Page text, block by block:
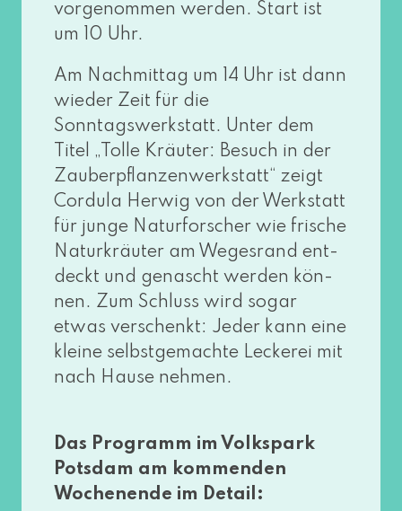
vor­ge­nom­men wer­den. Start ist
um 10 Uhr.
Am Nachmittag um 14 Uhr ist dann
wie­der Zeit für die
Sonntagswerkstatt. Unter dem
Titel „Tolle Kräuter: Besuch in der
Zauberpflanzenwerkstatt“ zeigt
Cordula Herwig von der Werkstatt
für jun­ge Naturforscher wie fri­sche
Naturkräuter am Wegesrand ent­
deckt und genascht wer­den kön­
nen. Zum Schluss wird sogar
etwas ver­schenkt: Jeder kann eine
klei­ne selbst­ge­mach­te Leckerei mit
nach Hause nehmen.
Das Programm im Volkspark
Potsdam am kom­men­den
Wochenende im Detail: